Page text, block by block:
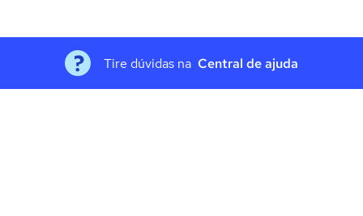
Tire dúvidas na Central de ajuda